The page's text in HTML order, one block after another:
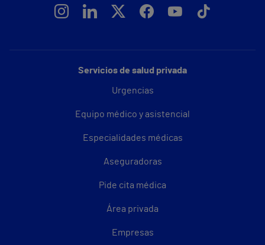
Servicios de salud privada
Urgencias
Equipo médico y asistencial
Especialidades médicas
Aseguradoras
Pide cita médica
Área privada
Empresas